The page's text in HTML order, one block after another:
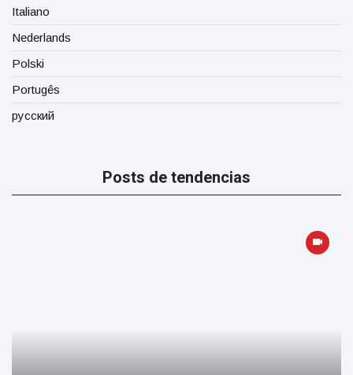
Italiano
Nederlands
Polski
Portugês
русский
Posts de tendencias